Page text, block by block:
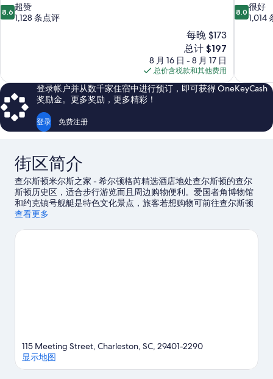
8.6
分，
1,128
条
点
评
8.6 超赞
1,128 条点评
每晚 $173
新
价
格
$197
总计 $197
8 月 16 日 - 8 月 17 日
总价含税款和其他费用
8.0
分，
1,014
条
8.0 很好
1,014
登录帐户并从数千家住宿中进行预订，即可获得 OneKeyCash
奖励金。更多奖励，更多精彩！
登录 免费注册
街区简介
查尔斯顿米尔斯之家 - 希尔顿格芮精选酒店地处查尔斯顿的查尔
斯顿历史区，适合步行游览而且周边购物便利。爱国者角博物馆
和约克镇号舰艇是特色文化景点，旅客若想购物可前往查尔斯顿
集市和查尔斯顿丹吉尔出口。在北查尔斯顿体育馆参加一场活动
馆。抓住机会体验该地区的一些活动，如高尔夫运动。酒店拥有
查看更多
115 Meeting Street, Charleston, SC, 29401-2290
显示地图